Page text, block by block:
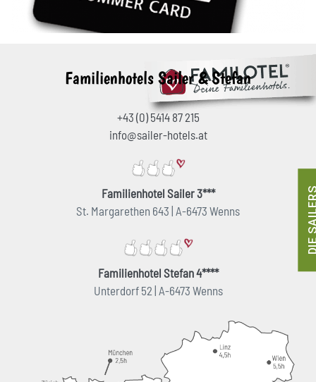
Familienhotels Sailer & Stefan
+43 (0) 5414 87 215
info@sailer-hotels.at
Familienhotel Sailer 3***
St. Margarethen 643 | A-6473 Wenns
Familienhotel Stefan 4****
Unterdorf 52 | A-6473 Wenns
DIE